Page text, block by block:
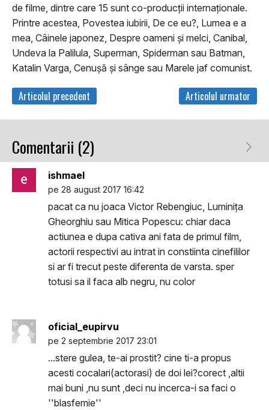
de filme, dintre care 15 sunt co-producţii internaţionale.
Printre acestea, Povestea iubirii, De ce eu?, Lumea e a
mea, Câinele japonez, Despre oameni și melci, Canibal,
Undeva la Palilula, Superman, Spiderman sau Batman,
Katalin Varga, Cenușă și sânge sau Marele jaf comunist.
Articolul precedent Articolul urmator
Comentarii (2)
ishmael
pe 28 august 2017 16:42
pacat ca nu joaca Victor Rebengiuc, Luminița
Gheorghiu sau Mitica Popescu: chiar daca
actiunea e dupa cativa ani fata de primul film,
actorii respectivi au intrat in constiinta cinefililor
si ar fi trecut peste diferenta de varsta. sper
totusi sa il faca alb negru, nu color
oficial_eupirvu
pe 2 septembrie 2017 23:01
...stere gulea, te-ai prostit? cine ti-a propus
acesti cocalari(actorasi) de doi lei?corect ,altii
mai buni ,nu sunt ,deci nu incerca-i sa faci o
''blasfemie''